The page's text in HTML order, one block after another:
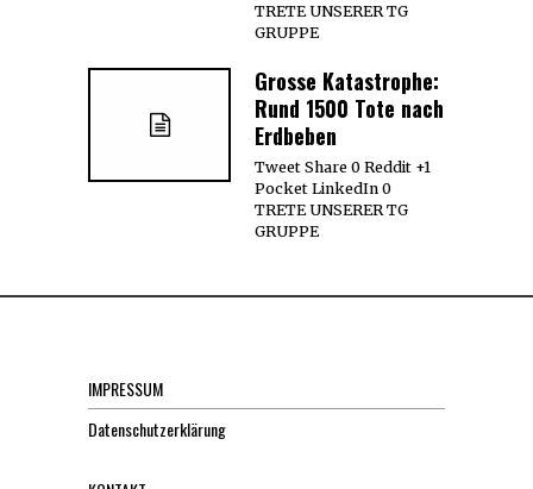
TRETE UNSERER TG
GRUPPE
Grosse Katastrophe:
Rund 1500 Tote nach
Erdbeben
Tweet Share 0 Reddit +1
Pocket LinkedIn 0
TRETE UNSERER TG
GRUPPE
IMPRESSUM
Datenschutzerklärung